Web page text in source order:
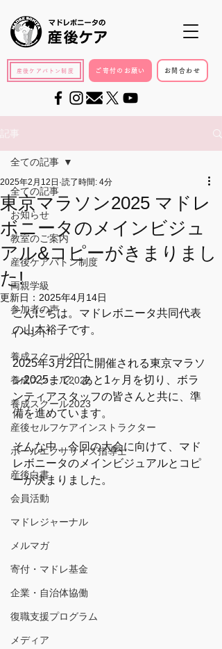
産後ケアバトン制度 ご寄付のお願い お問合わせ
記事
全ての記事
お知らせ
教室のご案内
産後ケアバトン制度
両親学級
参加者の声
イベント
養成スクール2021
養成スクール2022
養成スクール2023
産後セルフケアインストラクター
ボールエクササイズ指導士
産後白書
会員活動
マドレジャーナル
メルマガ
寄付・マドレ基金
企業・自治体協働
復職支援プログラム
メディア
全ての記事
東京マラソン2025 マドレ
ボニータのメインビジュ
アル&コピーがきまりまし
た!
2025年2月12日 読了時間: 4分
更新日： 2025年4月14日
こんにちは。マドレボニータ共同代表
の山本裕子です。
2025年3月2日に開催される東京マラソ
ン2025まで、あと1ヶ月を切り、ボラ
ンティアスタッフの皆さんと共に、準
備を進めています。
そんな中、今回の大会に向けて、マド
レボニータのメインビジュアルとコピ
ーが決まりました。